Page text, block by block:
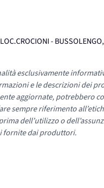
-
esclusivamente
e le descrizioni dei
aggiornate, potrebbero
sempre riferimento
dell’utilizzo o
fornite dai produttori.